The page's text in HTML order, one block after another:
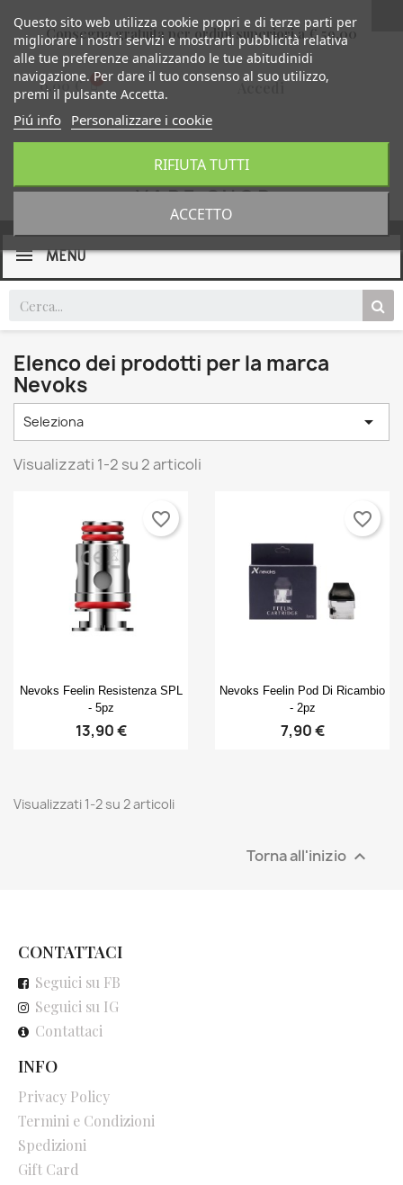
Consegna gratuita per ordini superiori a € 59,00
0,00 €
MENU
Elenco dei prodotti per la marca
Nevoks
Seleziona 
Visualizzati 1-2 su 2 articoli
Anteprima
Nevoks Feelin Resistenza SPL
- 5pz
13,90 €
favorite_border
Anteprima
Nevoks Feelin Pod Di Ricambio
- 2pz
7,90 €
favorite_border
Visualizzati 1-2 su 2 articoli
Torna all'inizio 
CONTATTACI
Seguici su FB
Seguici su IG
Contattaci
INFO
Privacy Policy
Termini e Condizioni
Spedizioni
Gift Card
Questo sito web utilizza cookie propri e di terze parti per
migliorare i nostri servizi e mostrarti pubblicità relativa
alle tue preferenze analizzando le tue abitudinidi
navigazione. Per dare il tuo consenso al suo utilizzo,
premi il pulsante Accetta.
Piú info Personalizzare i cookie
RIFIUTA TUTTI
ACCETTO